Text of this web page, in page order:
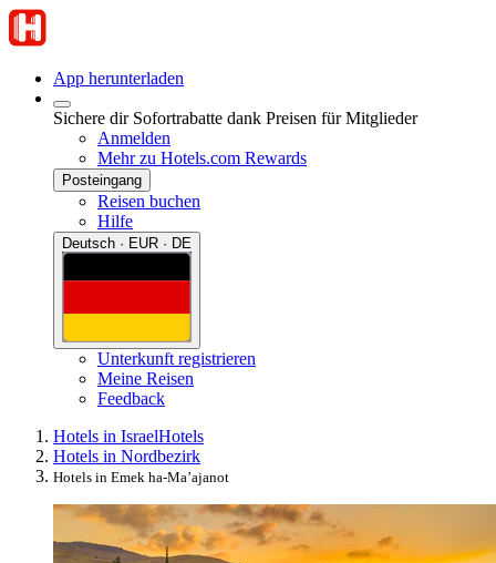
App herunterladen
Sichere dir Sofortrabatte dank Preisen für Mitglieder
Anmelden
Mehr zu Hotels.com Rewards
Posteingang
Reisen buchen
Hilfe
Deutsch · EUR · DE
Unterkunft registrieren
Meine Reisen
Feedback
Hotels in IsraelHotels
Hotels in Nordbezirk
Hotels in Emek ha-Ma’ajanot